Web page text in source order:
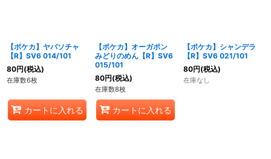
【ポケカ】ヤバソチャ
【R】SV6 014/101
80円(税込)
在庫数6枚
カートに入れる
【ポケカ】オーガポン
みどりのめん【R】SV6
015/101
80円(税込)
在庫数8枚
カートに入れる
【ポケカ】シャンデラ
【R】SV6 021/101
80円(税込)
在庫なし